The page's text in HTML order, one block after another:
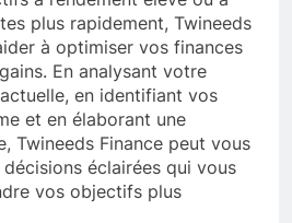
plus rapidement, Twineeds
à optimiser vos finances
En analysant votre
en identifiant vos
et en élaborant une
Twineeds Finance peut vous
éclairées qui vous
vos objectifs plus